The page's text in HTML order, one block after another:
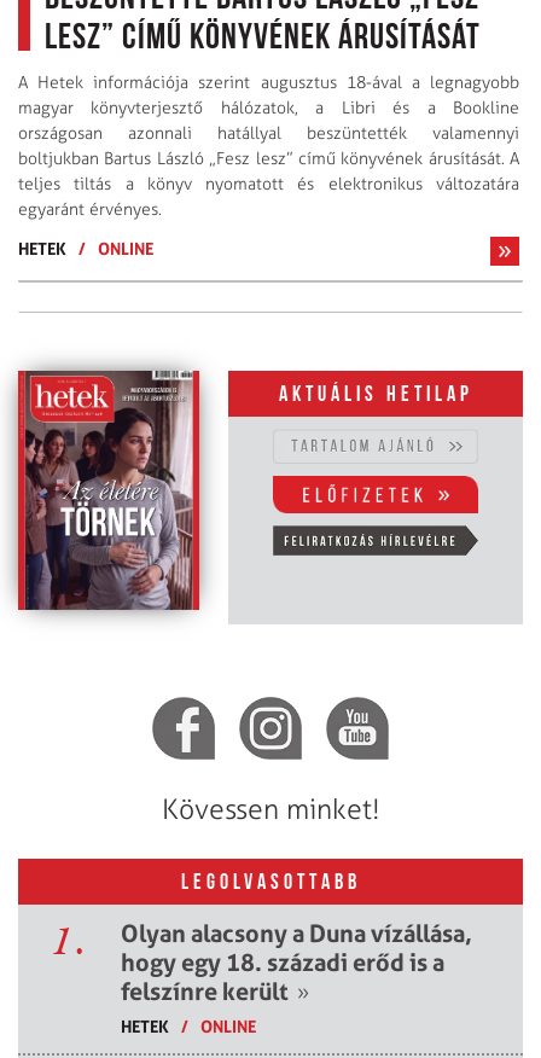
lesz” című könyvének árusítását
A Hetek információja szerint augusztus 18-ával a legnagyobb
magyar könyvterjesztő hálózatok, a Libri és a Bookline
országosan azonnali hatállyal beszüntették valamennyi
boltjukban Bartus László „Fesz lesz” című könyvének árusítását. A
teljes tiltás a könyv nyomatott és elektronikus változatára
egyaránt érvényes.
HETEK
/ ONLINE
Aktuális hetilap
Kövessen minket!
LEGOLVASOTTABB
1.
Olyan alacsony a Duna vízállása,
hogy egy 18. századi erőd is a
felszínre került »
HETEK / ONLINE